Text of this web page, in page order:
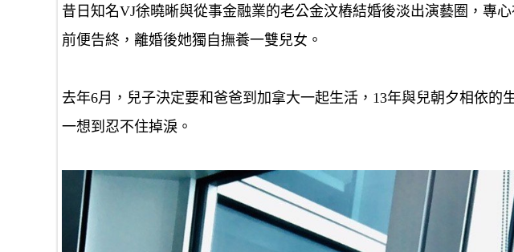
昔日知名VJ徐曉晰與從事金融業的老公金汶樁結婚後淡出演藝圈，專
前便告終，離婚後她獨自撫養一雙兒女。
去年6月，兒子決定要和爸爸到加拿大一起生活，13年與兒朝夕相依的
一想到忍不住掉淚。